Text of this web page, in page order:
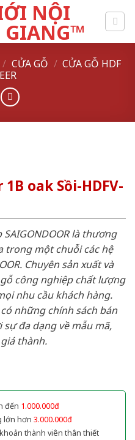
/ CỬA GỖ / CỬA GỖ HDF
1B oak Sồi-HDFV-
là thương
trong một chuỗi các hệ
Chuyên sản xuất và
công nghiệp chất lượng
nhu cầu khách hàng.
có những chính sách bán
sự đa dạng về mẫu mã,
thành.
đến 1.000.000đ
lớn hơn 3.000.000đ
thành viên thân thiết